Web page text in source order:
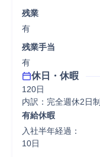
残業
有
残業手当
有
休日・休暇
120日
内訳：完全週休2日制
有給休暇
入社半年経過：
10日